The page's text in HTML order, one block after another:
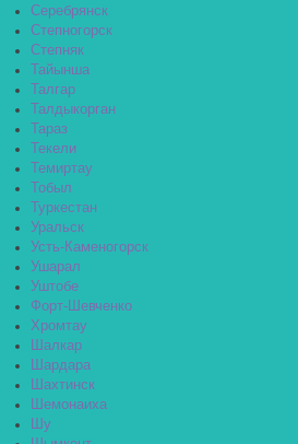
Серебрянск
Степногорск
Степняк
Тайынша
Талгар
Талдыкорган
Тараз
Текели
Темиртау
Тобыл
Туркестан
Уральск
Усть-Каменогорск
Ушарал
Уштобе
Форт-Шевченко
Хромтау
Шалкар
Шардара
Шахтинск
Шемонаиха
Шу